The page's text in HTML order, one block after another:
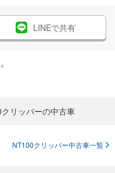
LINEで共有
リッパーの中古車
NT100クリッパー中古車一覧